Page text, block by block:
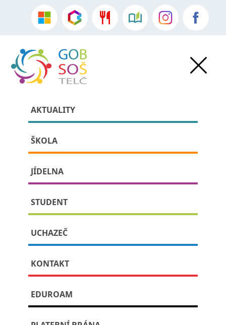
AKTUALITY
ŠKOLA
JÍDELNA
STUDENT
UCHAZEČ
KONTAKT
EDUROAM
»Akce školy
V rozmanitém nitru našich
studentů
Publikováno: 3. června, 2024
Ve čtvrtek 30. května 2024 proběhla vernisáž výstavy